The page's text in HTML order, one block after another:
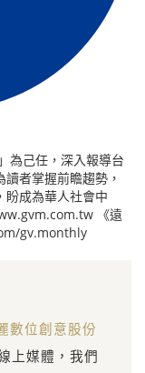
為己任，深入報導台
者掌握前瞻趨勢，
盼成為華人社會中
《遠
gv.monthly
數位創意股份
上媒體，我們